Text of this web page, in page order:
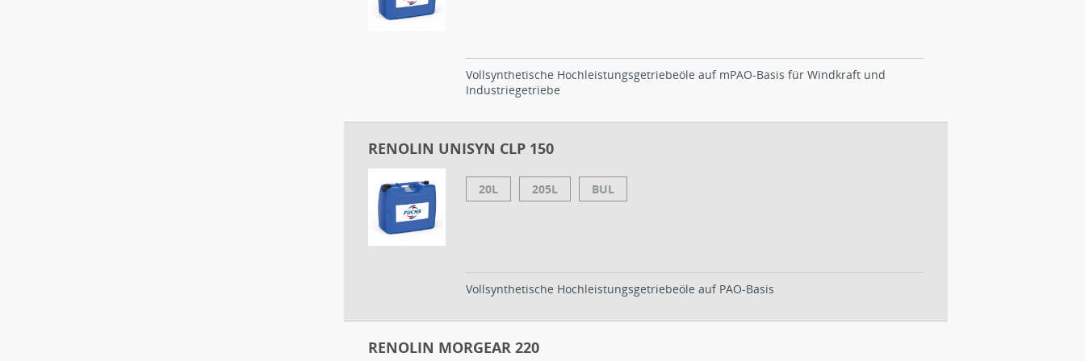
Vollsynthetische Hochleistungsgetriebeöle auf mPAO-Basis für Windkraft und
Industriegetriebe
RENOLIN UNISYN CLP 150
20L 205L BUL
Vollsynthetische Hochleistungsgetriebeöle auf PAO-Basis
RENOLIN MORGEAR 220